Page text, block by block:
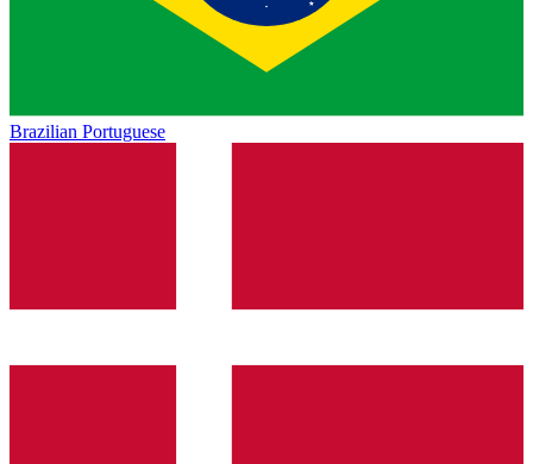
Brazilian Portuguese